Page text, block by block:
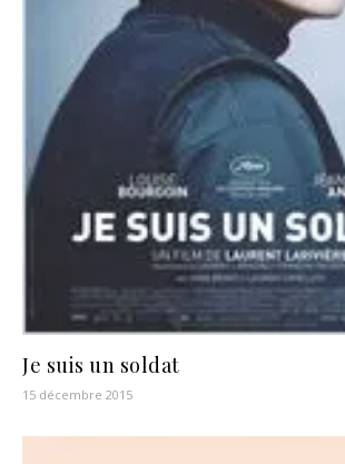
Je suis un soldat
15 décembre 2015